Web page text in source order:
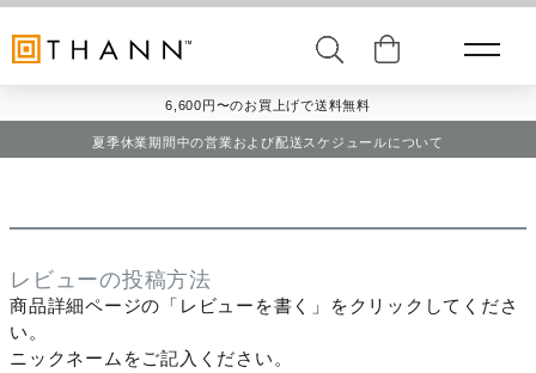
6,600円〜のお買上げで送料無料
夏季休業期間中の営業および配送スケジュールについて
レビューの投稿方法
商品詳細ページの「レビューを書く」をクリックしてくださ
い。
ニックネームをご記入ください。